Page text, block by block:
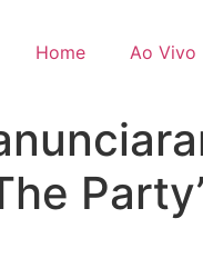
Home Ao Vivo